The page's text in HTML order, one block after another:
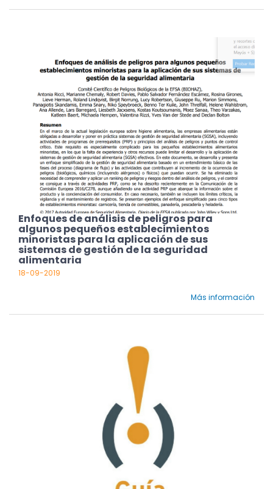
Enfoques de análisis de peligros para
algunos pequeños establecimientos
minoristas para la aplicación de sus
sistemas de gestión de la seguridad
alimentaria
18-09-2019
Más información